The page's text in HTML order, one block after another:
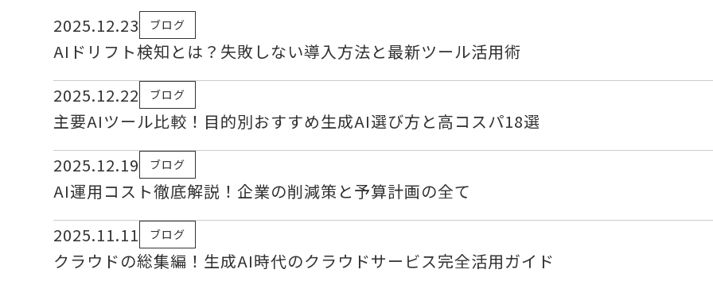
2025.12.23 ブログ
AIドリフト検知とは？失敗しない導入方法と最新ツール活用術
2025.12.22
ブログ
主要AIツール比較！目的別おすすめ生成AI選び方と高コスパ18選
2025.12.19
ブログ
AI運用コスト徹底解説！企業の削減策と予算計画の全て
2025.11.11
ブログ
クラウドの総集編！生成AI時代のクラウドサービス完全活用ガイド